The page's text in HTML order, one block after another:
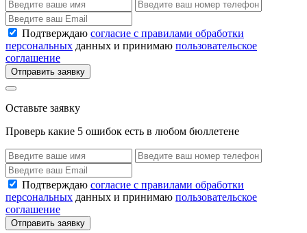
Подтверждаю согласие с правилами обработки
персональных данных и принимаю пользовательское
соглашение
Отправить заявку
Оставьте заявку
Проверь какие 5 ошибок есть в любом бюллетене
Подтверждаю согласие с правилами обработки
персональных данных и принимаю пользовательское
соглашение
Отправить заявку